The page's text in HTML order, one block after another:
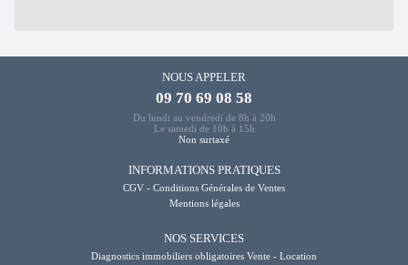
NOUS APPELER
09 70 69 08 58
Du lundi au vendredi de 8h à 20h
Le samedi de 10h à 15h
Non surtaxé
INFORMATIONS PRATIQUES
CGV - Conditions Générales de Ventes
Mentions légales
NOS SERVICES
Diagnostics immobiliers obligatoires Vente - Location